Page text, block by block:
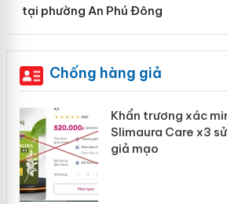
tại phường An Phú Đông
Chống hàng giả
Khẩn trương xác
Slimaura Care x3
giả mạo